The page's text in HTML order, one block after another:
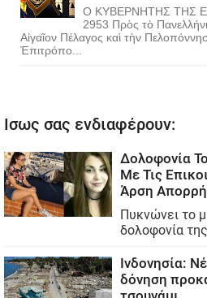
Ο ΚΥΒΕΡΝΗΤΗΣ ΤΗΣ
2953 Πρὸς τὸ
Αἰγαῖον Πέλαγος καὶ τὴν
Ἐπιτρόπο...